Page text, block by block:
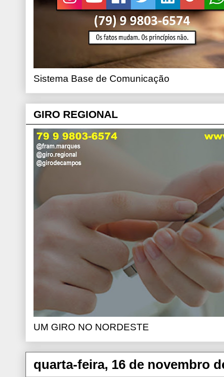
Sistema Base de Comunicação
GIRO REGIONAL
UM GIRO NO NORDESTE
quarta-feira, 16 de novembro